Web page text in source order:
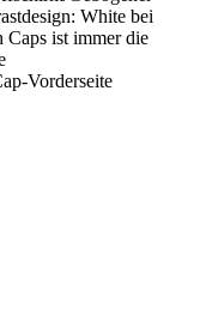
White bei
Caps ist immer die
Vorderseite